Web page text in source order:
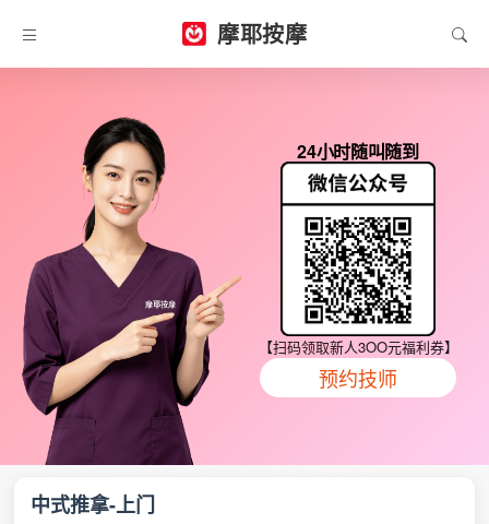
摩耶按摩
24小时随叫随到
【扫码领取新人3OO元福利券】
预约技师
中式推拿-上门